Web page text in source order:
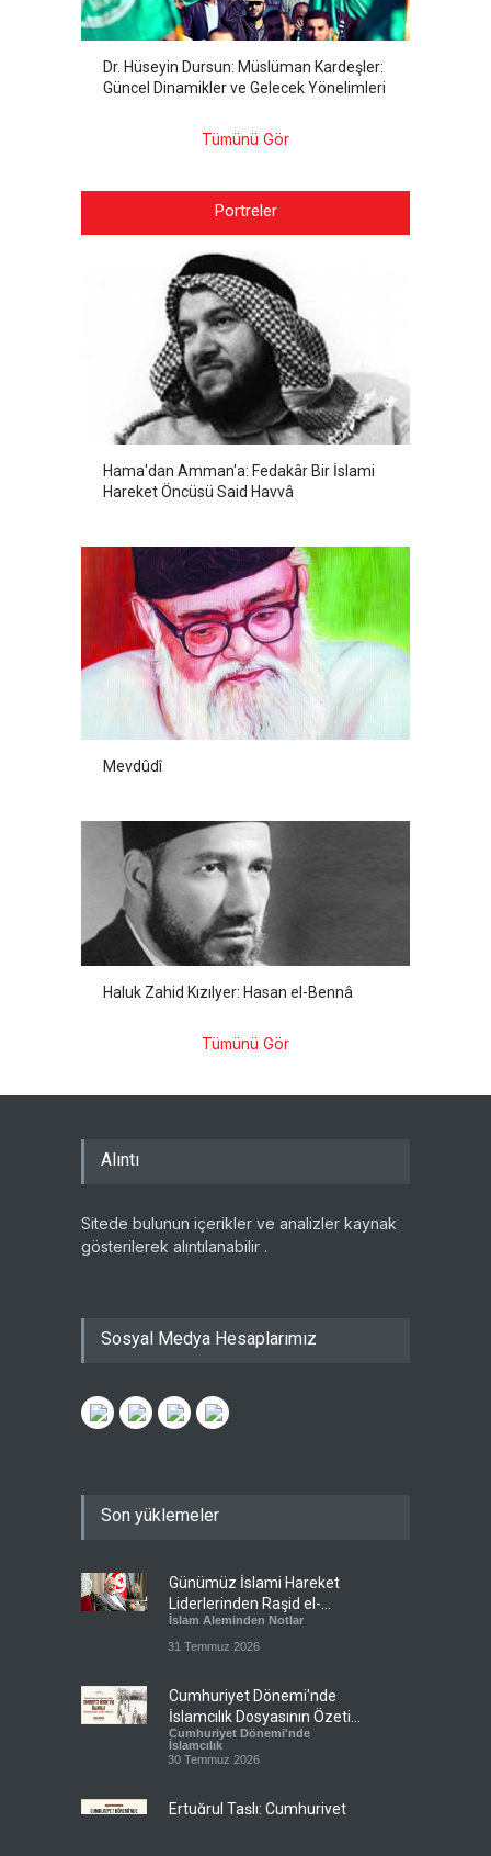
Dr. Hüseyin Dursun: Müslüman Kardeşler:
Güncel Dinamikler ve Gelecek Yönelimleri
Tümünü Gör
Portreler
Hama'dan Amman'a: Fedakâr Bir İslami
Hareket Öncüsü Said Havvâ
Mevdûdî
Haluk Zahid Kızılyer: Hasan el-Bennâ
Tümünü Gör
Alıntı
Sitede bulunun içerikler ve analizler kaynak
gösterilerek alıntılanabilir .
Sosyal Medya Hesaplarımız
Son yüklemeler
Günümüz İslami Hareket
Liderlerinden Raşid el-
Gannuşi’ye Seküler Faşizmin
Zindanlarında Ağır Tecrit
İslam Aleminden Notlar
31 Temmuz 2026
Cumhuriyet Dönemi'nde
İslamcılık Dosyasının Özeti
Sizlerle!
Cumhuriyet Dönemi'nde
İslamcılık
30 Temmuz 2026
Ertuğrul Taşlı: Cumhuriyet